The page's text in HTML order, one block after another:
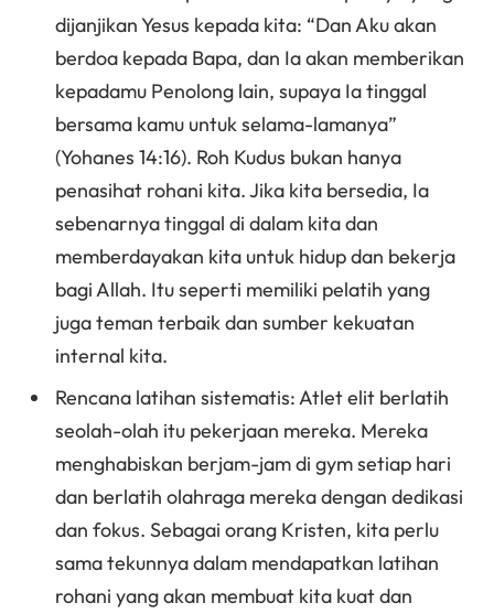
dijanjikan Yesus kepada kita: “Dan Aku akan
berdoa kepada Bapa, dan Ia akan memberikan
kepadamu Penolong lain, supaya Ia tinggal
bersama kamu untuk selama-lamanya”
(Yohanes 14:16). Roh Kudus bukan hanya
penasihat rohani kita. Jika kita bersedia, Ia
sebenarnya tinggal di dalam kita dan
memberdayakan kita untuk hidup dan bekerja
bagi Allah. Itu seperti memiliki pelatih yang
juga teman terbaik dan sumber kekuatan
internal kita.
Rencana latihan sistematis: Atlet elit berlatih
seolah-olah itu pekerjaan mereka. Mereka
menghabiskan berjam-jam di gym setiap hari
dan berlatih olahraga mereka dengan dedikasi
dan fokus. Sebagai orang Kristen, kita perlu
sama tekunnya dalam mendapatkan latihan
rohani yang akan membuat kita kuat dan